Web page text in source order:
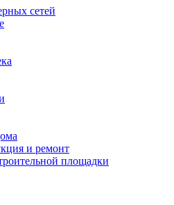
сетей
и ремонт
площадки